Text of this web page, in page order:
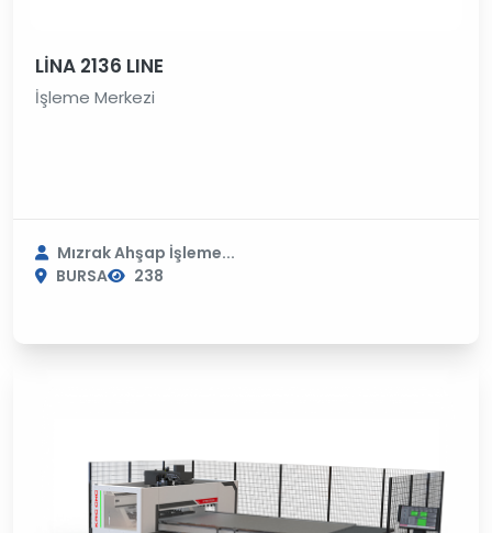
LİNA 2136 LINE
İşleme Merkezi
Mızrak Ahşap İşleme...
BURSA
238